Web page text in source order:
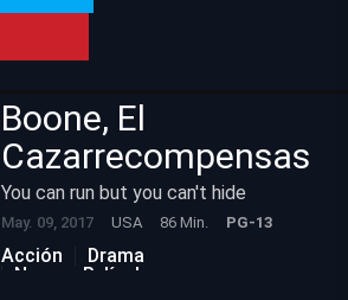
Boone, El
Cazarrecompensas
You can run but you can't hide
May. 09, 2017 USA 86 Min. PG-13
Acción
Drama
Nuevas Películas